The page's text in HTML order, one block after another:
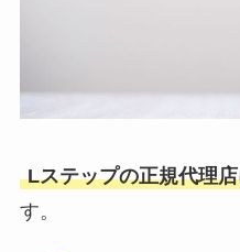
Lステップの正規代理
す。